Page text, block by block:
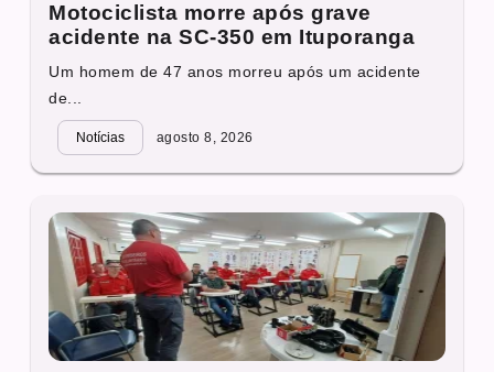
Motociclista morre após grave
acidente na SC-350 em Ituporanga
Um homem de 47 anos morreu após um acidente
de...
Notícias agosto 8, 2026